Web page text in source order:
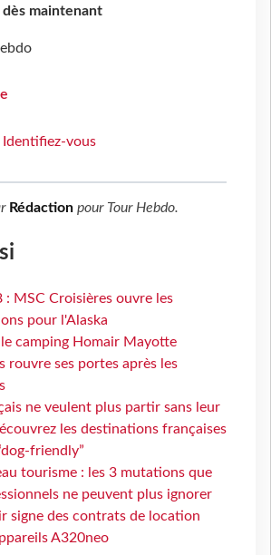
maintenant
Identifiez-vous
Rédaction pour Tour Hebdo.
: MSC Croisières ouvre les
pour l'Alaska
le camping Homair Mayotte
rouvre ses portes après les
ne veulent plus partir sans leur
les destinations françaises
friendly”
tourisme : les 3 mutations que
ne peuvent plus ignorer
signe des contrats de location
A320neo